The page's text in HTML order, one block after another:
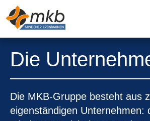
Die
Die MKB-Gruppe besteht aus
eigenständigen Unternehmen: